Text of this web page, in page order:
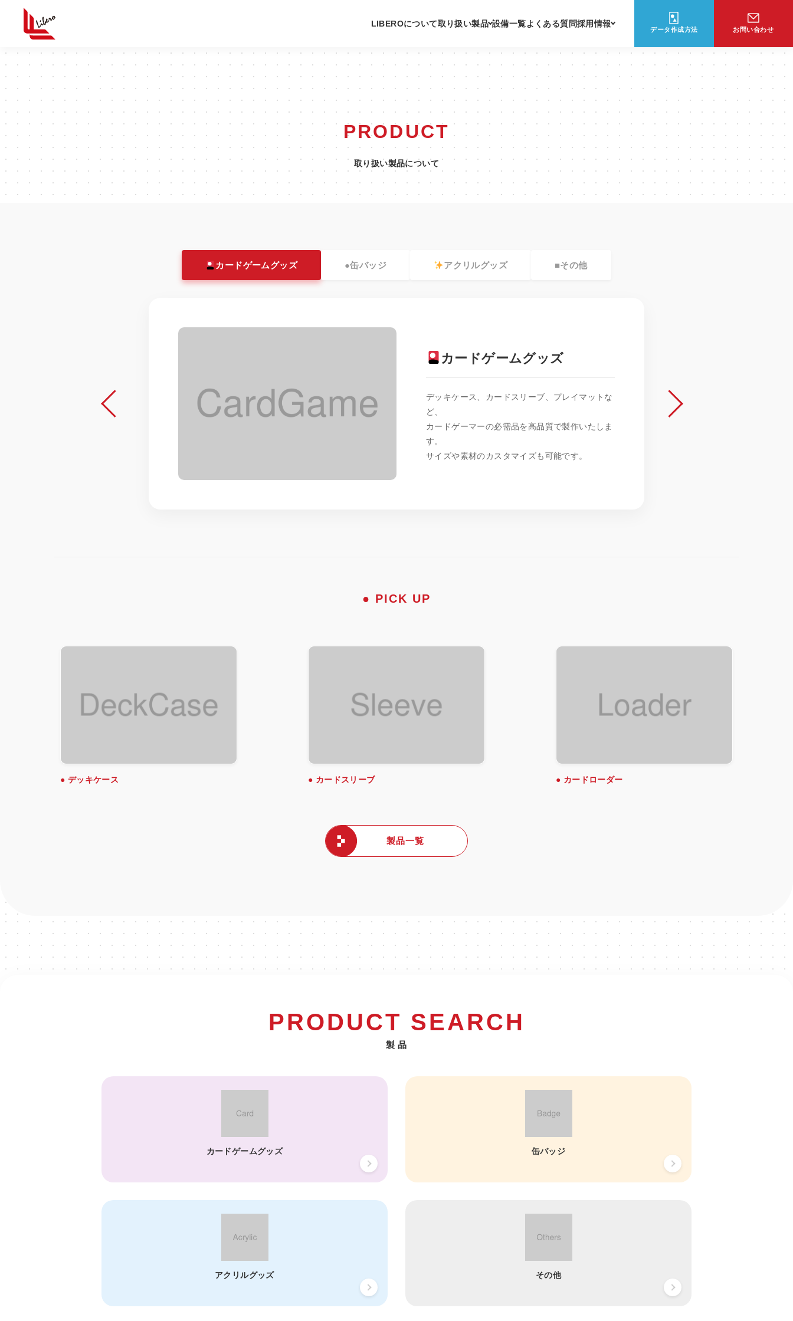
LIBEROについて取り扱い製品 設備一覧よくある質問採用情報
データ作成方法 お問い合わせ
PRODUCT
取り扱い製品について
カードゲームグッズ ●缶バッジ アクリルグッズ ■その他
カードゲームグッズ
デッキケース、カードスリーブ、プレイマットな
ど、
カードゲーマーの必需品を高品質で製作いたしま
す。
サイズや素材のカスタマイズも可能です。
● PICK UP
● デッキケース ● カードスリーブ ● カードローダー
製品一覧
PRODUCT SEARCH
製 品
カードゲームグッズ 缶バッジ
アクリルグッズ その他